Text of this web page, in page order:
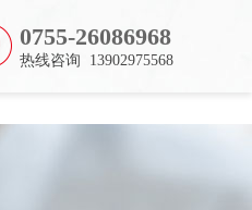
0755-26086968
热线咨询 13902975568